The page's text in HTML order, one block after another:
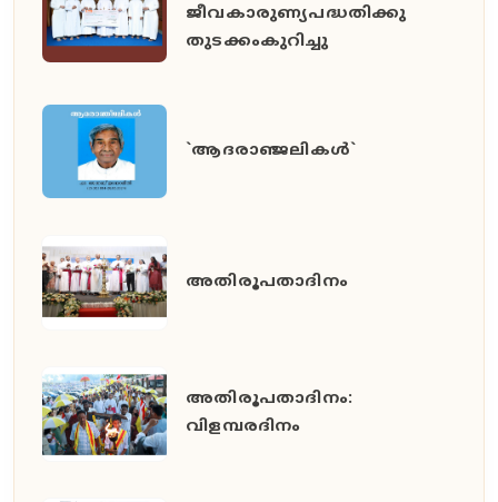
ജീവകാരുണ്യപദ്ധതിക്കു
തുടക്കംകുറിച്ചു
`ആദരാഞ്ജലികൾ`
അതിരൂപതാദിനം
അതിരൂപതാദിനം:
വിളമ്പരദിനം